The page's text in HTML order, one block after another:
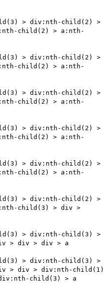
> div:nth-child(2) >
child(2) > a:nth-
> div:nth-child(2) >
child(2) > a:nth-
> div:nth-child(2) >
child(2) > a:nth-
> div:nth-child(2) >
child(2) > a:nth-
> div:nth-child(2) >
child(2) > a:nth-
> div:nth-child(2) >
child(3) > div >
> div:nth-child(3) >
> div > div > a
> div:nth-child(3) >
> div > div:nth-child(1)
child(3) > a